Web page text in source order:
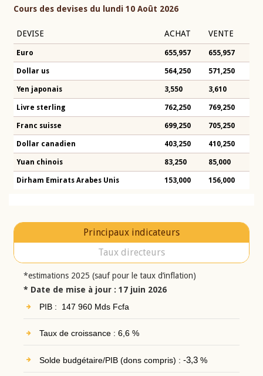
Cours des devises du lundi 10 Août 2026
DEVISE ACHAT VENTE
Euro 655,957 655,957
Dollar us 564,250 571,250
Yen japonais 3,550 3,610
Livre sterling 762,250 769,250
Franc suisse 699,250 705,250
Dollar canadien 403,250 410,250
Yuan chinois 83,250 85,000
Dirham Emirats Arabes Unis 153,000 156,000
Principaux indicateurs
Taux directeurs
*estimations 2025 (sauf pour le taux d’inflation)
* Date de mise à jour : 17 juin 2026
PIB : 147 960 Mds Fcfa
Taux de croissance : 6,6 %
Solde budgétaire/PIB (dons compris) : -3,3%